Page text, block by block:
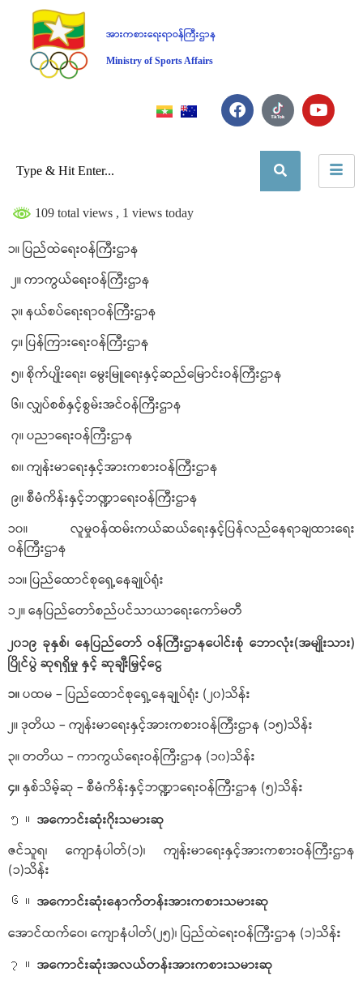
အားကစားရေးရာဝန်ကြီးဌာန
Ministry of Sports Affairs
109 total views , 1 views today
၁။ ပြည်ထဲရေးဝန်ကြီးဌာန
၂။ ကာကွယ်ရေးဝန်ကြီးဌာန
၃။ နယ်စပ်ရေးရာဝန်ကြီးဌာန
၄။ ပြန်ကြားရေးဝန်ကြီးဌာန
၅။ စိုက်ပျိုးရေး၊ မွေးမြူရေးနှင့်ဆည်မြောင်းဝန်ကြီးဌာန
၆။ လျှပ်စစ်နှင့်စွမ်းအင်ဝန်ကြီးဌာန
၇။ ပညာရေးဝန်ကြီးဌာန
၈။ ကျန်းမာရေးနှင့်အားကစားဝန်ကြီးဌာန
၉။ စီမံကိန်းနှင့်ဘဏ္ဍာရေးဝန်ကြီးဌာန
၁၀။ လူမှုဝန်ထမ်းကယ်ဆယ်ရေးနှင့်ပြန်လည်နေရာချထားရေး
ဝန်ကြီးဌာန
၁၁။ ပြည်ထောင်စုရှေ့နေချုပ်ရုံး
၁၂။ နေပြည်တော်စည်ပင်သာယာရေးကော်မတီ
၂၀၁၉ ခုနှစ်၊ နေပြည်တော် ဝန်ကြီးဌာနပေါင်းစုံ ဘောလုံး(အမျိုးသား)
ပြိုင်ပွဲ ဆုရရှိမှု နှင့် ဆုချီးမြှင့်ငွေ
၁။ပထမ – ပြည်ထောင်စုရှေ့နေချုပ်ရုံး (၂၀)သိန်း
၂။ ဒုတိယ – ကျန်းမာရေးနှင့်အားကစားဝန်ကြီးဌာန (၁၅)သိန်း
၃။ တတိယ – ကာကွယ်ရေးဝန်ကြီးဌာန (၁၀)သိန်း
၄။နှစ်သိမ့်ဆု – စီမံကိန်းနှင့်ဘဏ္ဍာရေးဝန်ကြီးဌာန (၅)သိန်း
၅။ အကောင်းဆုံးဂိုးသမားဆု
ဇင်သူရ၊ ကျောနံပါတ်(၁)၊ ကျန်းမာရေးနှင့်အားကစားဝန်ကြီးဌာန
(၁)သိန်း
၆။ အကောင်းဆုံးနောက်တန်းအားကစားသမားဆု
အောင်ထက်ဝေ၊ ကျောနံပါတ်(၂၅)၊ ပြည်ထဲရေးဝန်ကြီးဌာန (၁)သိန်း
၇။ အကောင်းဆုံးအလယ်တန်းအားကစားသမားဆု